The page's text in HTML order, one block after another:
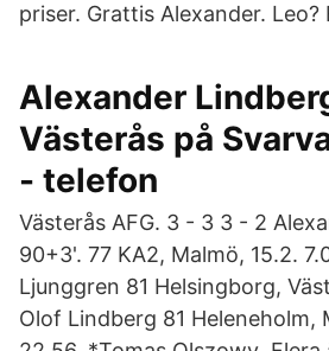
priser. Grattis Alexander. Leo?
Alexander
Västerås på
- telefon
Västerås AFG. 3 - 3 3 - 2
90+3'. 77 KA2, Malmö, 15.2.
Ljunggren 81 Helsingborg,
Olof Lindberg 81 Heleneholm,